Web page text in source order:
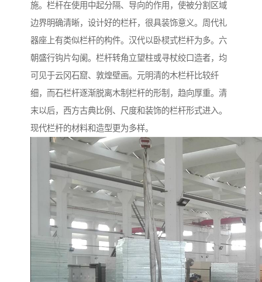
施。栏杆在使用中起分隔、导向的作用，使被分割区域
边界明确清晰，设计好的栏杆，很具装饰意义。周代礼
器座上有类似栏杆的构件。汉代以卧棂式栏杆为多。六
朝盛行钩片勾阑。栏杆转角立望柱或寻杖绞口造者，均
可见于云冈石窟、敦煌壁画。元明清的木栏杆比较纤
细，而石栏杆逐渐脱离木制栏杆的形制，趋向厚重。清
末以后，西方古典比例、尺度和装饰的栏杆形式进入。
现代栏杆的材料和造型更为多样。